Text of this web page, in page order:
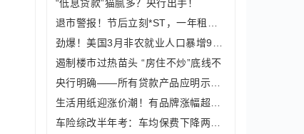
“低息贷款”猫腻多？央行出手！
遏制楼市过热苗头 “房住不炒”底线不